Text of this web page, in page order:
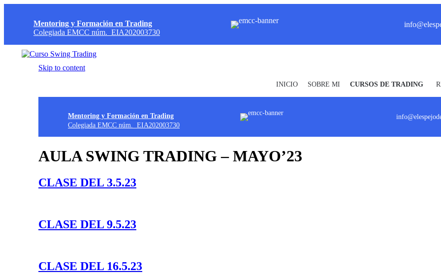
Mentoring y Formación en Trading
Colegiada EMCC núm. EIA202003730
Skip to content
INICIO SOBRE MI CURSOS DE TRADING
Mentoring y Formación en Trading
Colegiada EMCC núm. EIA202003730
AULA SWING TRADING – MAYO’23
CLASE DEL 3.5.23
CLASE DEL 9.5.23
CLASE DEL 16.5.23